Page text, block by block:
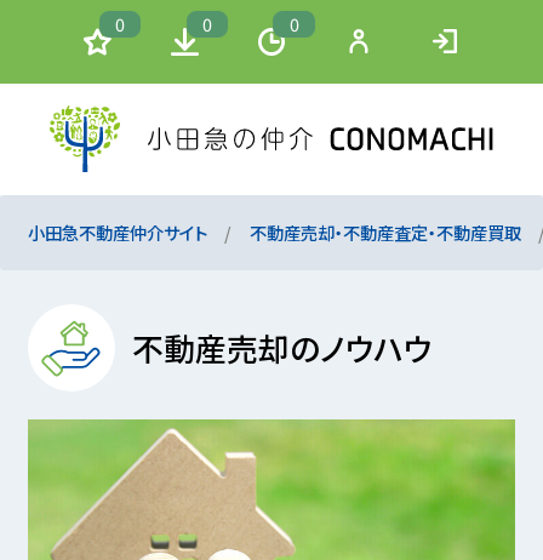
0 0 0
小田急不動産仲介サイト 不動産売却・不動産査定・不動産買取
不動産売却のノウハウ